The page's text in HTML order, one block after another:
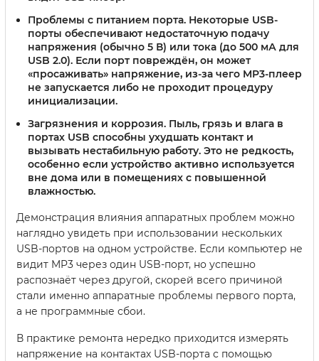
Проблемы с питанием порта. Некоторые USB-
порты обеспечивают недостаточную подачу
напряжения (обычно 5 В) или тока (до 500 мА для
USB 2.0). Если порт повреждён, он может
«просаживать» напряжение, из-за чего MP3-плеер
не запускается либо не проходит процедуру
инициализации.
Загрязнения и коррозия. Пыль, грязь и влага в
портах USB способны ухудшать контакт и
вызывать нестабильную работу. Это не редкость,
особенно если устройство активно используется
вне дома или в помещениях с повышенной
влажностью.
Демонстрация влияния аппаратных проблем можно
наглядно увидеть при использовании нескольких
USB-портов на одном устройстве. Если компьютер не
видит MP3 через один USB-порт, но успешно
распознаёт через другой, скорей всего причиной
стали именно аппаратные проблемы первого порта,
а не программные сбои.
В практике ремонта нередко приходится измерять
напряжение на контактах USB-порта с помощью